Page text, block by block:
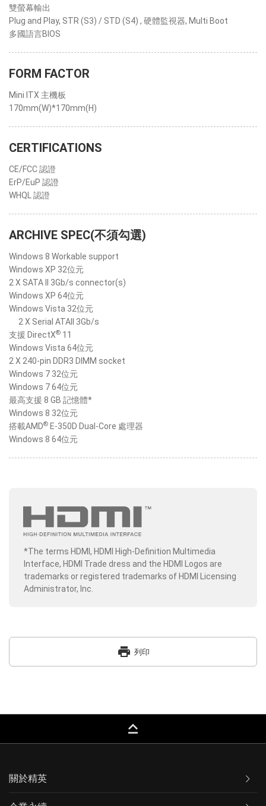
雙螢幕輸出
Plug and Play, STR (S3) / STD (S4) , 硬體監視器, Multi Boot
多國語言BIOS
FORM FACTOR
Mini ITX 主機板
170mm(W)*170mm(H)
CERTIFICATIONS
CE/FCC 認證
ErP/EuP 認證
WHQL 認證
ARCHIVE SPEC(不須勾選)
Windows 8 Workable support
Windows XP 32位元
2 X SATA II 3Gb/s connector(s)
Windows XP 64位元
Windows Vista 32位元
2 X Serial ATAII 3Gb/s
支援 DirectX® 11
Windows Vista 64位元
2 X 240-pin DDR3 DIMM socket
Windows 7 32位元
Windows 7 64位元
最高支援 8 GB 記憶體*
Windows 8 32位元
搭載AMD® E-350D Dual-Core 處理器
Windows 8 64位元
*The terms HDMI, HDMI High-Definition Multimedia
Interface, HDMI Trade dress and the HDMI Logos are
trademarks or registered trademarks of HDMI Licensing
Administrator, Inc.
print 列印
keyboard_capslock
關於精英